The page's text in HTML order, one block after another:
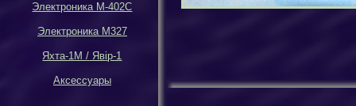
Электроника М-402С
Электроника М327
Яхта-1М/ Явiр-1
Аксессуары